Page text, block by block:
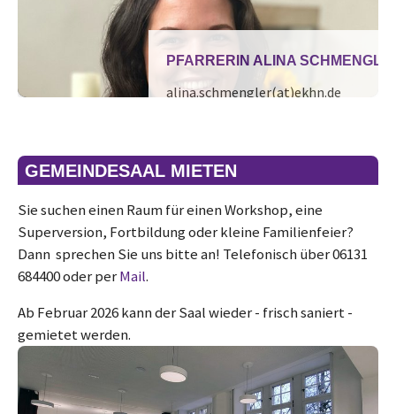
PFARRERIN MERLE GROSSE
merle.grosse(at)ekhn.de
GEMEINDESAAL MIETEN
Sie suchen einen Raum für einen Workshop, eine
Superversion, Fortbildung oder kleine Familienfeier?
Dann sprechen Sie uns bitte an! Telefonisch über 06131
684400 oder perMail.
Ab Februar 2026 kann der Saal wieder - frisch saniert -
gemietet werden.